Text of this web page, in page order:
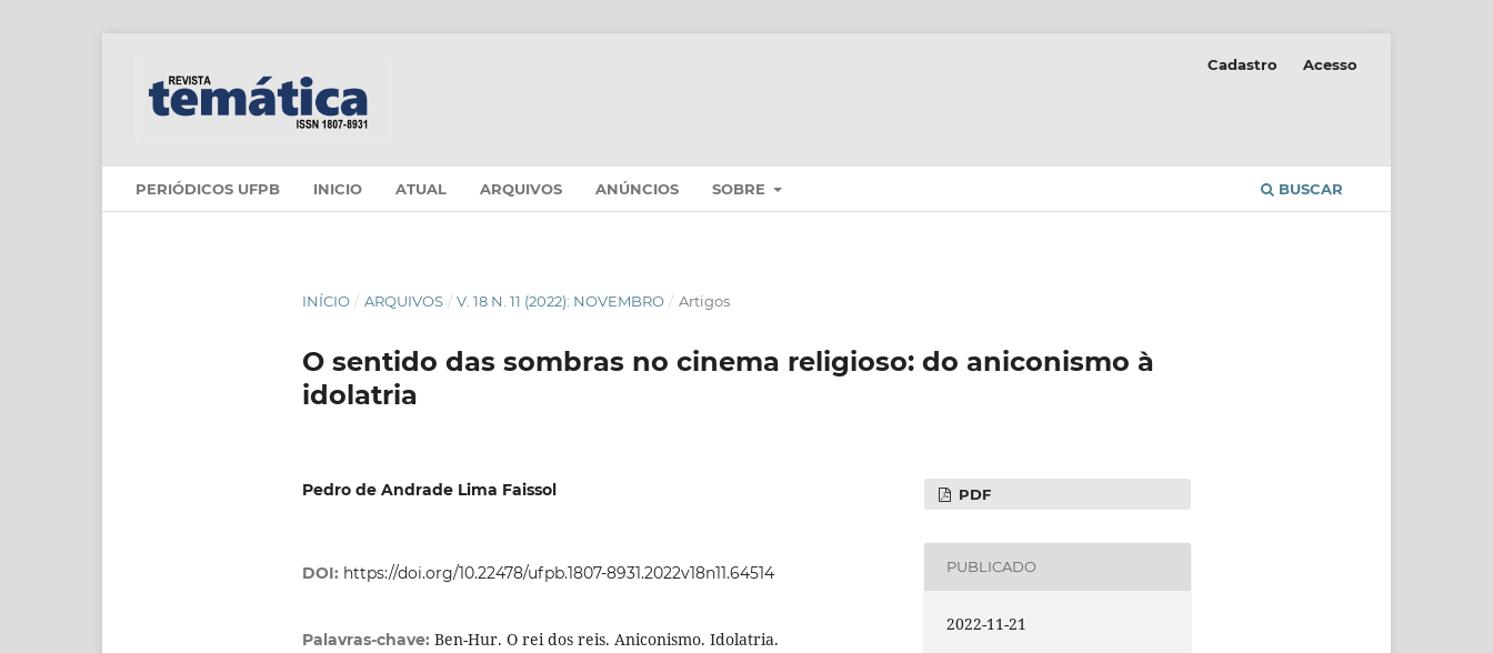
PERIÓDICOS UFPB INICIO ATUAL ARQUIVOS ANÚNCIOS SOBRE BUSCAR
Cadastro Acesso
INÍCIO / ARQUIVOS / V. 18 N. 11 (2022): NOVEMBRO / Artigos
O sentido das sombras no cinema religioso: do aniconismo à
idolatria
Pedro de Andrade Lima Faissol
DOI: https://doi.org/10.22478/ufpb.1807-8931.2022v18n11.64514
Palavras-chave: Ben-Hur. O rei dos reis. Aniconismo. Idolatria.
PDF
PUBLICADO
2022-11-21